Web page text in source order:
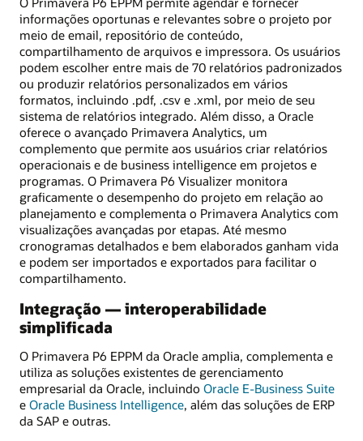
informações oportunas e relevantes sobre o projeto por
meio de email, repositório de conteúdo,
compartilhamento de arquivos e impressora. Os usuários
podem escolher entre mais de 70 relatórios padronizados
ou produzir relatórios personalizados em vários
formatos, incluindo .pdf, .csv e .xml, por meio de seu
sistema de relatórios integrado. Além disso, a Oracle
oferece o avançado Primavera Analytics, um
complemento que permite aos usuários criar relatórios
operacionais e de business intelligence em projetos e
programas. O Primavera P6 Visualizer monitora
graficamente o desempenho do projeto em relação ao
planejamento e complementa o Primavera Analytics com
visualizações avançadas por etapas. Até mesmo
cronogramas detalhados e bem elaborados ganham vida
e podem ser importados e exportados para facilitar o
compartilhamento.
Integração — interoperabilidade
simplificada
O Primavera P6 EPPM da Oracle amplia, complementa e
utiliza as soluções existentes de gerenciamento
empresarial da Oracle, incluindo Oracle E-Business Suite
e Oracle Business Intelligence, além das soluções de ERP
da SAP e outras.